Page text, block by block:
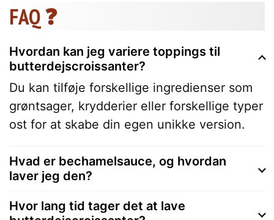
FAQ ❓
Hvordan kan jeg variere toppings til
butterdejscroissanter?
Du kan tilføje forskellige ingredienser som
grøntsager, krydderier eller forskellige typer
ost for at skabe din egen unikke version.
Hvad er bechamelsauce, og hvordan
laver jeg den?
Hvor lang tid tager det at lave